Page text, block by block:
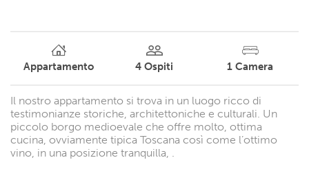
Appartamento 4 Ospiti 1 Camera
Il nostro appartamento si trova in un luogo ricco di
testimonianze storiche, architettoniche e culturali. Un
piccolo borgo medioevale che offre molto, ottima
cucina, ovviamente tipica Toscana così come l’ottimo
vino, in una posizione tranquilla, .